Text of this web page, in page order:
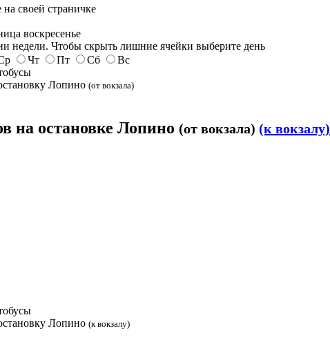
своей страничке
воскресенье
недели. Чтобы скрыть лишние ячейки выберите день
Чт Пт Сб
Вс
Лопино (от вокзала)
на остановке Лопино (от вокзала) (к вокзалу)
Лопино (к вокзалу)